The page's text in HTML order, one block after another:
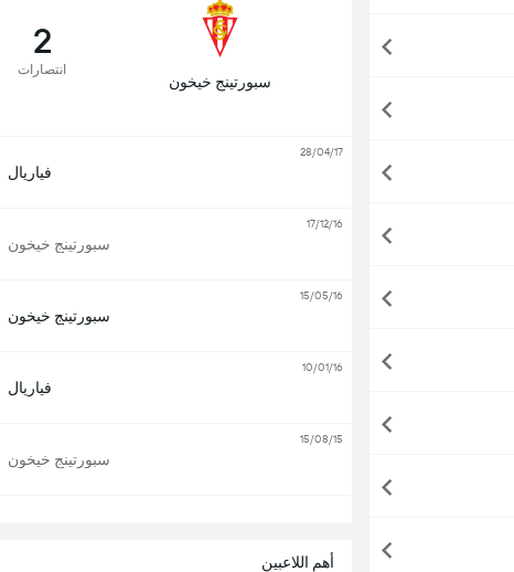
أهم اللاعبين
سبورتينج خيخون
2
انتصارات
فياريال
28/04/17
سبورتينج خيخون
17/12/16
سبورتينج خيخون
15/05/16
فياريال
10/01/16
سبورتينج خيخون
15/08/15